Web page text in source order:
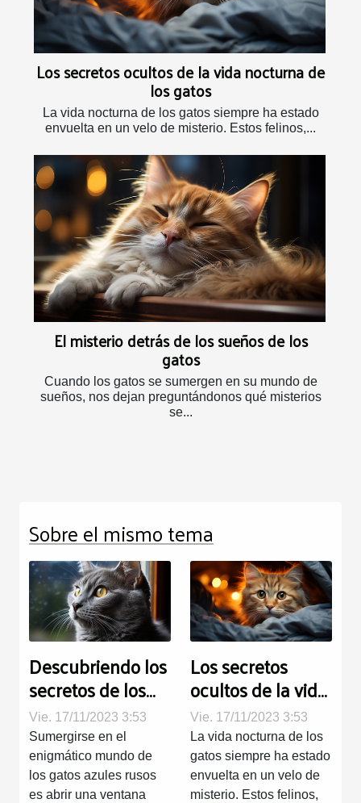
Los secretos ocultos de la vida nocturna de
los gatos
La vida nocturna de los gatos siempre ha estado
envuelta en un velo de misterio. Estos felinos,...
El misterio detrás de los sueños de los
gatos
Cuando los gatos se sumergen en su mundo de
sueños, nos dejan preguntándonos qué misterios
se...
Sobre el mismo tema
Descubriendo los
secretos de los
gatos azules
rusos
Vie. 17/11/2023 3:53
Sumergirse en el
enigmático mundo de
los gatos azules rusos
es abrir una ventana
Los secretos
ocultos de la vida
nocturna de los
gatos
Vie. 17/11/2023 3:53
La vida nocturna de los
gatos siempre ha estado
envuelta en un velo de
misterio. Estos felinos,